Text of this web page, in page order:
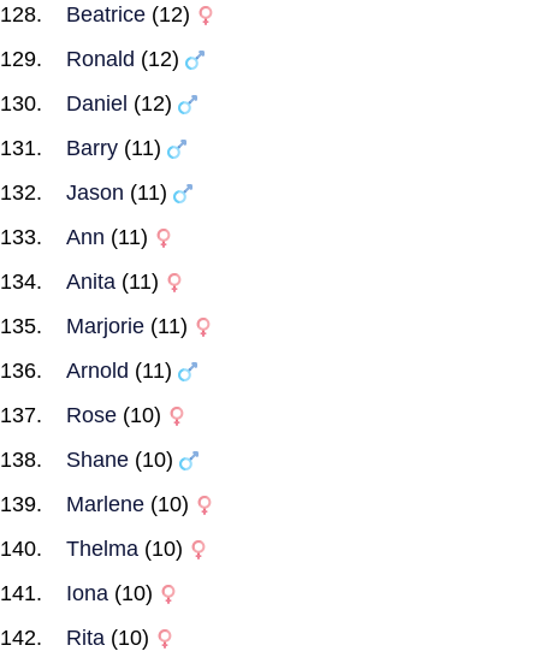
Beatrice (12)
Ronald (12)
Daniel (12)
Barry (11)
Jason (11)
Ann (11)
Anita (11)
Marjorie (11)
Arnold (11)
Rose (10)
Shane (10)
Marlene (10)
Thelma (10)
Iona (10)
Rita (10)